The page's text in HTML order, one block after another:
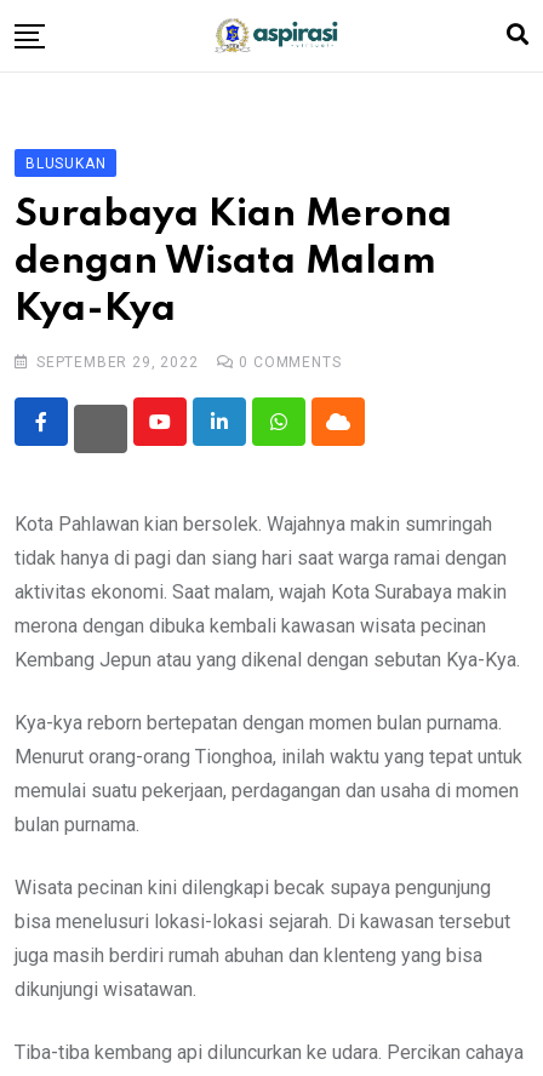
to
Berita
Komen Warga
Podcast
Tentang Kami
BLUSUKAN
Surabaya Kian Merona
dengan Wisata Malam
Kya-Kya
SEPTEMBER 29, 2022 0 COMMENTS
YoutubeLinkedInWhatsappCloud
Kota Pahlawan kian bersolek. Wajahnya makin sumringah
tidak hanya di pagi dan siang hari saat warga ramai dengan
aktivitas ekonomi. Saat malam, wajah Kota Surabaya makin
merona dengan dibuka kembali kawasan wisata pecinan
Kembang Jepun atau yang dikenal dengan sebutan Kya-Kya.
Kya-kya reborn bertepatan dengan momen bulan purnama.
Menurut orang-orang Tionghoa, inilah waktu yang tepat untuk
memulai suatu pekerjaan, perdagangan dan usaha di momen
bulan purnama.
Wisata pecinan kini dilengkapi becak supaya pengunjung
bisa menelusuri lokasi-lokasi sejarah. Di kawasan tersebut
juga masih berdiri rumah abuhan dan klenteng yang bisa
dikunjungi wisatawan.
Tiba-tiba kembang api diluncurkan ke udara. Percikan cahaya